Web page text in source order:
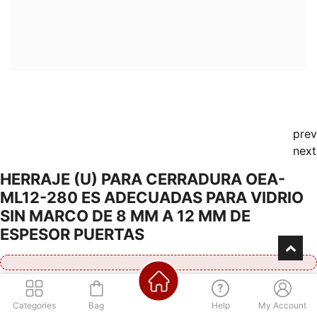
prev
next
HERRAJE (U) PARA CERRADURA OEA-
ML12-280 ES ADECUADAS PARA VIDRIO
SIN MARCO DE 8 MM A 12 MM DE
ESPESOR PUERTAS
Consultá por nuestra financiación
Categories Bag Help My Account